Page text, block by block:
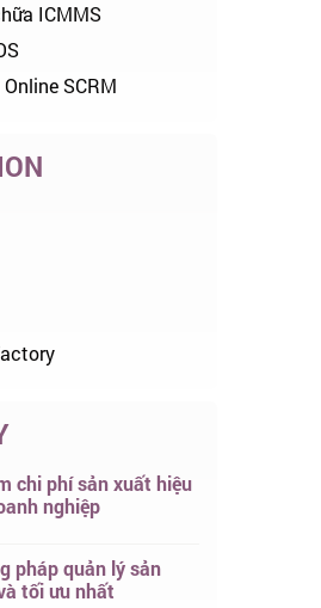
ICMMS
SCRM
chi phí sản xuất hiệu
nghiệp
pháp quản lý sản
tối ưu nhất